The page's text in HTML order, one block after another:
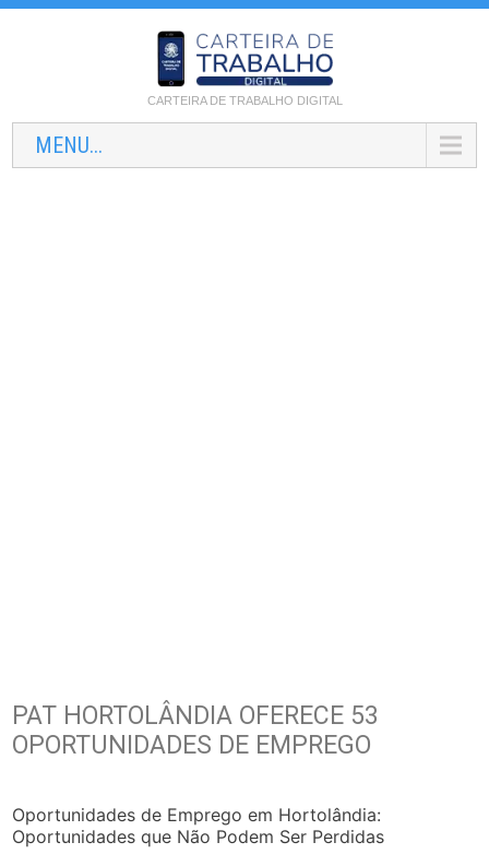
CARTEIRA DE TRABALHO DIGITAL
MENU...
PAT HORTOLÂNDIA OFERECE 53
OPORTUNIDADES DE EMPREGO
Oportunidades de Emprego em Hortolândia:
Oportunidades que Não Podem Ser Perdidas